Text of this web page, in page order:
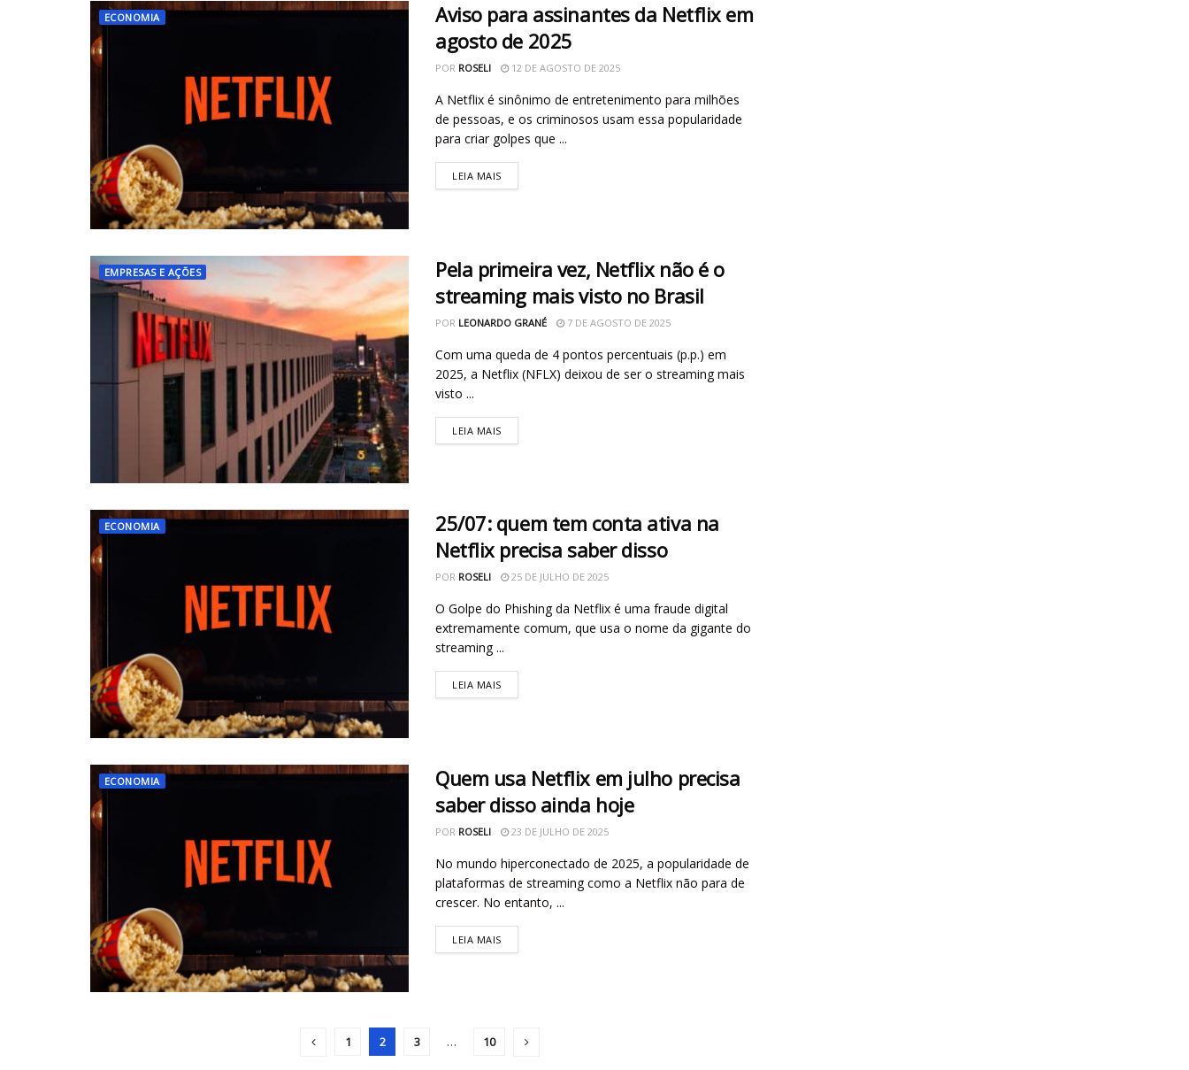
ECONOMIA
Aviso para assinantes da Netflix em
agosto de 2025
POR ROSELI 12 DE AGOSTO DE 2025
A Netflix é sinônimo de entretenimento para milhões
de pessoas, e os criminosos usam essa popularidade
para criar golpes que ...
LEIA MAIS
EMPRESAS E AÇÕES
Pela primeira vez, Netflix não é o
streaming mais visto no Brasil
POR LEONARDO GRANÉ 7 DE AGOSTO DE 2025
Com uma queda de 4 pontos percentuais (p.p.) em
2025, a Netflix (NFLX) deixou de ser o streaming mais
visto ...
LEIA MAIS
ECONOMIA
25/07: quem tem conta ativa na
Netflix precisa saber disso
POR ROSELI 25 DE JULHO DE 2025
O Golpe do Phishing da Netflix é uma fraude digital
extremamente comum, que usa o nome da gigante do
streaming ...
LEIA MAIS
ECONOMIA
Quem usa Netflix em julho precisa
saber disso ainda hoje
POR ROSELI 23 DE JULHO DE 2025
No mundo hiperconectado de 2025, a popularidade de
plataformas de streaming como a Netflix não para de
crescer. No entanto, ...
LEIA MAIS
1 2 3 … 10